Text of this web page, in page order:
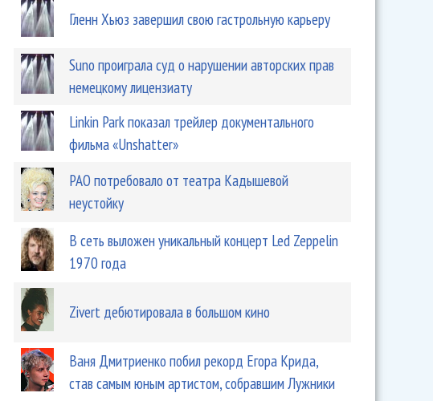
Гленн Хьюз завершил свою гастрольную карьеру
Suno проиграла суд о нарушении авторских прав
немецкому лицензиату
Linkin Park показал трейлер документального
фильма «Unshatter»
РАО потребовало от театра Кадышевой
неустойку
В сеть выложен уникальный концерт Led Zeppelin
1970 года
Zivert дебютировала в большом кино
Ваня Дмитриенко побил рекорд Егора Крида,
став самым юным артистом, собравшим Лужники